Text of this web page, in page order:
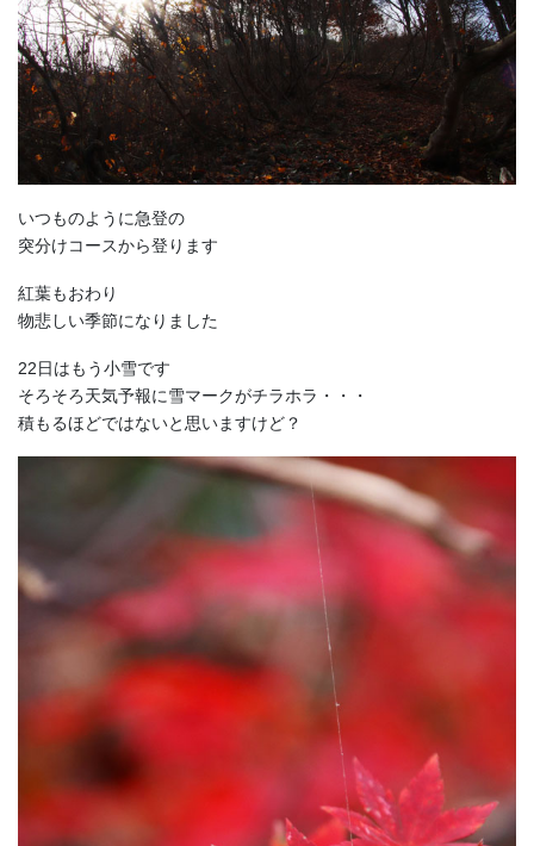
いつものように急登の
突分けコースから登ります
紅葉もおわり
物悲しい季節になりました
22日はもう小雪です
そろそろ天気予報に雪マークがチラホラ・・・
積もるほどではないと思いますけど？